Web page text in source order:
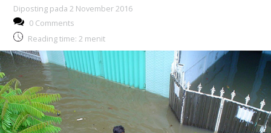
Diposting pada 2 November 2016
0 Comments
Reading time: 2 menit